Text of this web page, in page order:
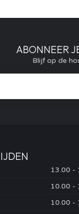
ABONNEER
Blijf op de
13.00 -
10.00 -
10.00 -